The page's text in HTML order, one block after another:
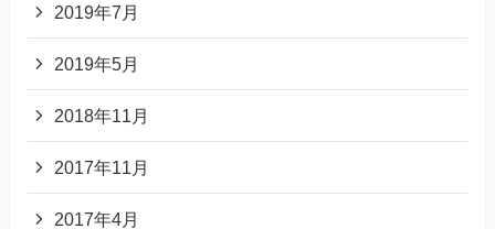
2019年7月
2019年5月
2018年11月
2017年11月
2017年4月